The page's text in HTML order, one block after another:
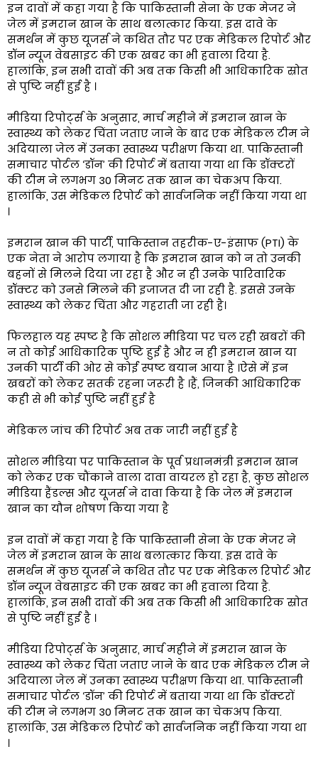
इन दावों में कहा गया है कि पाकिस्तानी सेना के एक मेजर ने
जेल में इमरान खान के साथ बलात्कार किया. इस दावे के
समर्थन में कुछ यूजर्स ने कथित तौर पर एक मेडिकल रिपोर्ट और
डॉन न्यूज वेबसाइट की एक खबर का भी हवाला दिया है.
हालांकि, इन सभी दावों की अब तक किसी भी आधिकारिक स्रोत
से पुष्टि नहीं हुई है ।
मीडिया रिपोर्ट्स के अनुसार, मार्च महीने में इमरान खान के
स्वास्थ्य को लेकर चिंता जताए जाने के बाद एक मेडिकल टीम ने
अदियाला जेल में उनका स्वास्थ्य परीक्षण किया था. पाकिस्तानी
समाचार पोर्टल ‘डॉन’ की रिपोर्ट में बताया गया था कि डॉक्टरों
की टीम ने लगभग 30 मिनट तक खान का चेकअप किया.
हालांकि, उस मेडिकल रिपोर्ट को सार्वजनिक नहीं किया गया था
।
इमरान खान की पार्टी, पाकिस्तान तहरीक-ए-इंसाफ (PTI) के
एक नेता ने आरोप लगाया है कि इमरान खान को न तो उनकी
बहनों से मिलने दिया जा रहा है और न ही उनके पारिवारिक
डॉक्टर को उनसे मिलने की इजाजत दी जा रही है. इससे उनके
स्वास्थ्य को लेकर चिंता और गहराती जा रही है।
फिलहाल यह स्पष्ट है कि सोशल मीडिया पर चल रही खबरों की
न तो कोई आधिकारिक पुष्टि हुई है और न ही इमरान खान या
उनकी पार्टी की ओर से कोई स्पष्ट बयान आया है ।ऐसे में इन
खबरों को लेकर सतर्क रहना जरूरी है ।हैं, जिनकी आधिकारिक
कही से भी कोई पुष्टि नहीं हुई है
मेडिकल जांच की रिपोर्ट अब तक जारी नहीं हुई है
सोशल मीडिया पर पाकिस्तान के पूर्व प्रधानमंत्री इमरान खान
को लेकर एक चौंकाने वाला दावा वायरल हो रहा है, कुछ सोशल
मीडिया हैंडल्स और यूजर्स ने दावा किया है कि जेल में इमरान
खान का यौन शोषण किया गया है
इन दावों में कहा गया है कि पाकिस्तानी सेना के एक मेजर ने
जेल में इमरान खान के साथ बलात्कार किया. इस दावे के
समर्थन में कुछ यूजर्स ने कथित तौर पर एक मेडिकल रिपोर्ट और
डॉन न्यूज वेबसाइट की एक खबर का भी हवाला दिया है.
हालांकि, इन सभी दावों की अब तक किसी भी आधिकारिक स्रोत
से पुष्टि नहीं हुई है ।
मीडिया रिपोर्ट्स के अनुसार, मार्च महीने में इमरान खान के
स्वास्थ्य को लेकर चिंता जताए जाने के बाद एक मेडिकल टीम ने
अदियाला जेल में उनका स्वास्थ्य परीक्षण किया था. पाकिस्तानी
समाचार पोर्टल ‘डॉन’ की रिपोर्ट में बताया गया था कि डॉक्टरों
की टीम ने लगभग 30 मिनट तक खान का चेकअप किया.
हालांकि, उस मेडिकल रिपोर्ट को सार्वजनिक नहीं किया गया था
।